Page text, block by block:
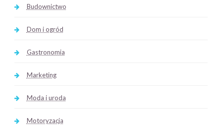
Budownictwo
Dom i ogród
Gastronomia
Marketing
Moda i uroda
Motoryzacja